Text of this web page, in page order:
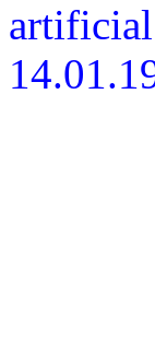
artificial